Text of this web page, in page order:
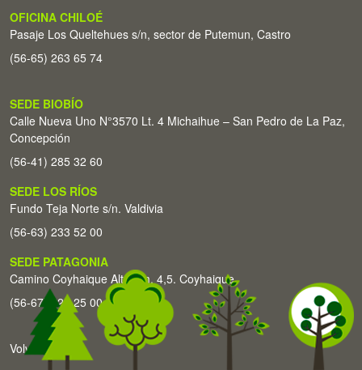
OFICINA CHILOÉ
Pasaje Los Queltehues s/n, sector de Putemun, Castro
(56-65) 263 65 74
SEDE BIOBÍO
Calle Nueva Uno N°3570 Lt. 4 Michaihue – San Pedro de La Paz,
Concepción
(56-41) 285 32 60
SEDE LOS RÍOS
Fundo Teja Norte s/n. Valdivia
(56-63) 233 52 00
SEDE PATAGONIA
Camino Coyhaique Alto Km. 4,5. Coyhaique
(56-67) 226 25 00
Volver arriba